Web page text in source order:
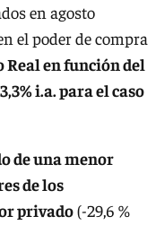
en agosto
el poder de compra
Real en función del
i.a. para el caso
de una menor
de los
privado(-29,6 %